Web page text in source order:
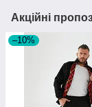
Акційні
–10%